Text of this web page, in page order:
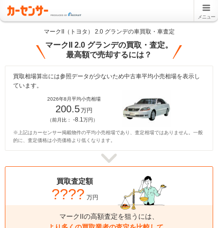
メニュー
マークII（トヨタ） 2.0 グランデの車買取・車査定
マークII 2.0 グランデの買取・査定。
最高額で売却するには？
買取相場算出には参照データが少ないため中古車平均小売相場を表示し
ています。
2026年8月平均小売相場
200.5万円
（前月比： -8.1万円）
※上記はカーセンサー掲載物件の平均小売相場であり、査定相場ではありません。一般
的に、査定価格は小売価格より低くなります。
買取査定額
???? 万円
マークIIの高額査定を狙うには、